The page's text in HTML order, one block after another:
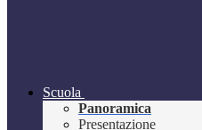
Scuola
Panoramica
Presentazione